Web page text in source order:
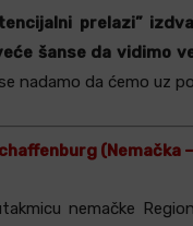
prelazi”
šanse da vidimo
nadamo da ćemo uz
(Nemačka
nemačke